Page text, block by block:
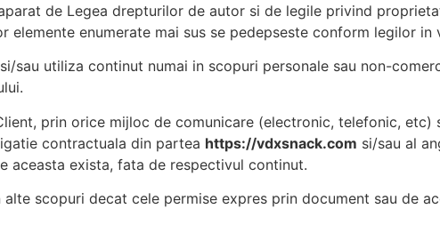
de Legea drepturilor de autor si de legile privind
elemente enumerate mai sus se pedepseste conform legilor in
sau utiliza continut numai in scopuri personale sau non-
prin orice mijloc de comunicare (electronic, telefonic, etc)
contractuala din partea https://vdxsnack.com si/sau al
aceasta exista, fata de respectivul continut.
scopuri decat cele permise expres prin document sau de